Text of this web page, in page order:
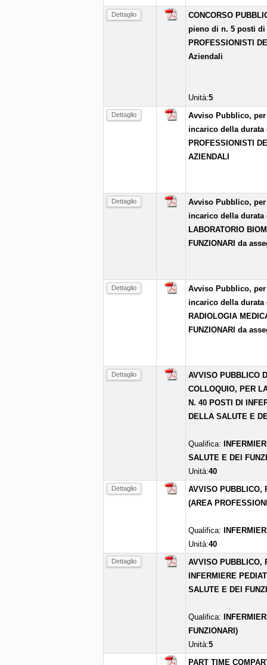
Dettaglio
CONCORSO
pieno di n. 5 posti di
PROFESSIONISTI
Aziendali
Unità:5
Dettaglio
Avviso Pubblico,
incarico della durata
PROFESSIONISTI
AZIENDALI
Dettaglio
Avviso Pubblico,
incarico della durata
LABORATORIO
FUNZIONARI da
Dettaglio
Avviso Pubblico,
incarico della durata
RADIOLOGIA
FUNZIONARI da
Dettaglio
AVVISO PUBBLICO
COLLOQUIO, PER
N. 40 POSTI DI
DELLA SALUTE E
Qualifica:
SALUTE E DEI
Unità:40
Dettaglio
AVVISO PUBBLICO,
(AREA
Qualifica:
Unità:40
Dettaglio
AVVISO PUBBLICO,
INFERMIERE
SALUTE E DEI
Qualifica:
FUNZIONARI)
Unità:5
PART TIME